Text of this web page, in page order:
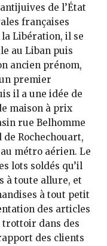
de l’État
françaises
la Libération, il se
au Liban puis
ancien prénom,
premier
il a une idée de
maison à prix
rue Belhomme
Rochechouart,
métro aérien. Le
lots soldés qu’il
à toute allure, et
à tout petit
des articles
trottoir dans des
des clients